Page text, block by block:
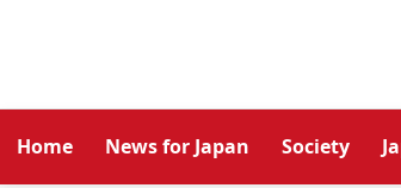
Home News for Japan Society